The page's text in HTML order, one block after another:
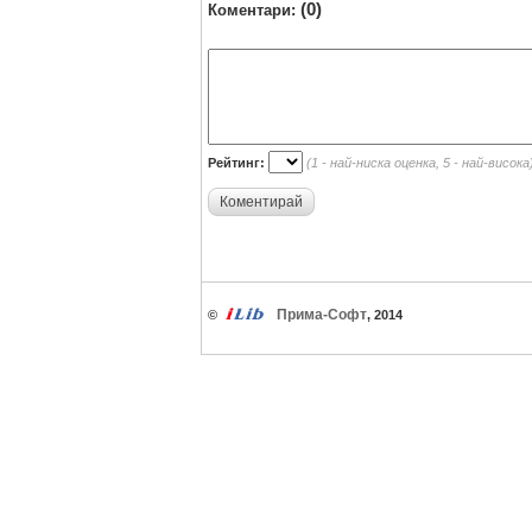
Коментари: (0)
Рейтинг: (1 - най-ниска оценка, 5 - най-
Коментирай
© Прима-Софт, 2014